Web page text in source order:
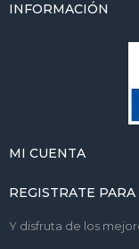
INFORMACIÓN
MI CUENTA
REGISTRATE
Y disfruta de los